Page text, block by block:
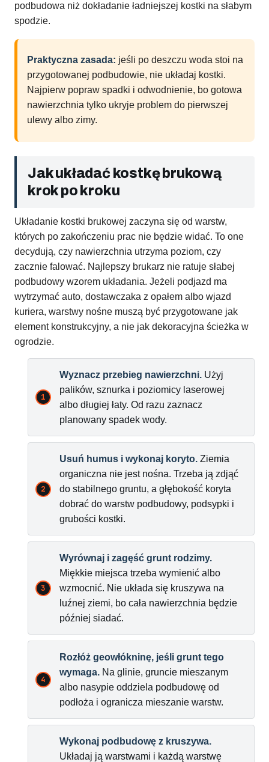
podbudowa niż dokładanie ładniejszej kostki na słabym
spodzie.
Praktyczna zasada: jeśli po deszczu woda stoi na
przygotowanej podbudowie, nie układaj kostki.
Najpierw popraw spadki i odwodnienie, bo gotowa
nawierzchnia tylko ukryje problem do pierwszej
ulewy albo zimy.
Jak układać kostkę brukową
krok po kroku
Układanie kostki brukowej zaczyna się od warstw,
których po zakończeniu prac nie będzie widać. To one
decydują, czy nawierzchnia utrzyma poziom, czy
zacznie falować. Najlepszy brukarz nie ratuje słabej
podbudowy wzorem układania. Jeżeli podjazd ma
wytrzymać auto, dostawczaka z opałem albo wjazd
kuriera, warstwy nośne muszą być przygotowane jak
element konstrukcyjny, a nie jak dekoracyjna ścieżka w
ogrodzie.
Wyznacz przebieg nawierzchni. Użyj
palików, sznurka i poziomicy laserowej
albo długiej łaty. Od razu zaznacz
planowany spadek wody.
Usuń humus i wykonaj koryto. Ziemia
organiczna nie jest nośna. Trzeba ją zdjąć
do stabilnego gruntu, a głębokość koryta
dobrać do warstw podbudowy, podsypki i
grubości kostki.
Wyrównaj i zagęść grunt rodzimy.
Miękkie miejsca trzeba wymienić albo
wzmocnić. Nie układa się kruszywa na
luźnej ziemi, bo cała nawierzchnia będzie
później siadać.
Rozłóż geowłókninę, jeśli grunt tego
wymaga. Na glinie, gruncie mieszanym
albo nasypie oddziela podbudowę od
podłoża i ogranicza mieszanie warstw.
Wykonaj podbudowę z kruszywa.
Układaj ją warstwami i każdą warstwę